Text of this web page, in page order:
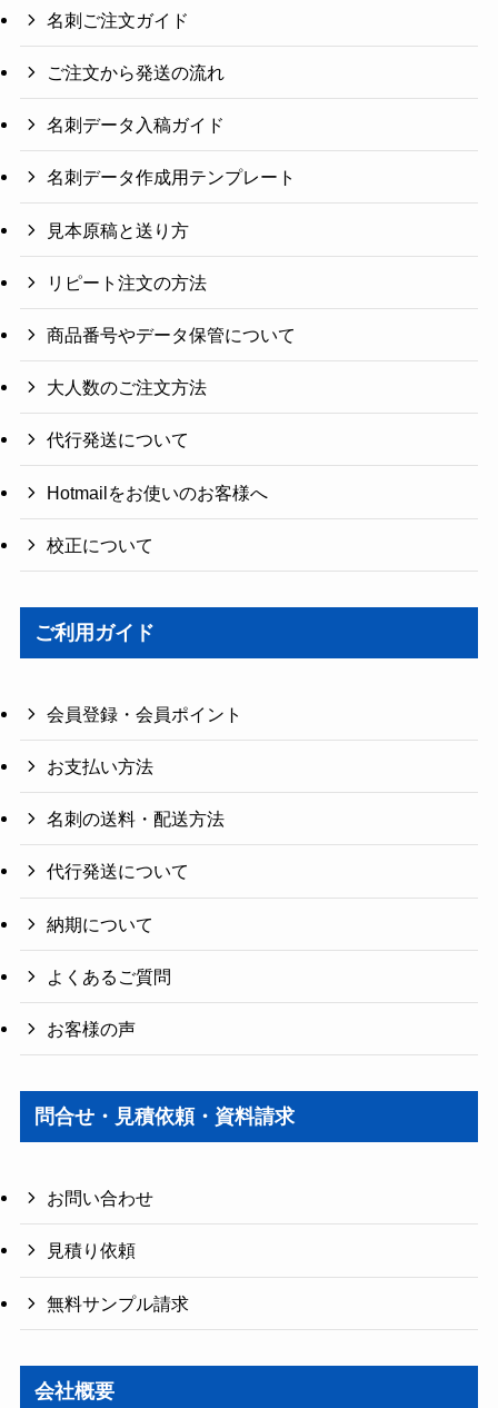
名刺ご注文ガイド
ご注文から発送の流れ
名刺データ入稿ガイド
名刺データ作成用テンプレート
見本原稿と送り方
リピート注文の方法
商品番号やデータ保管について
大人数のご注文方法
代行発送について
Hotmailをお使いのお客様へ
校正について
ご利用ガイド
会員登録・会員ポイント
お支払い方法
名刺の送料・配送方法
代行発送について
納期について
よくあるご質問
お客様の声
問合せ・見積依頼・資料請求
お問い合わせ
見積り依頼
無料サンプル請求
会社概要